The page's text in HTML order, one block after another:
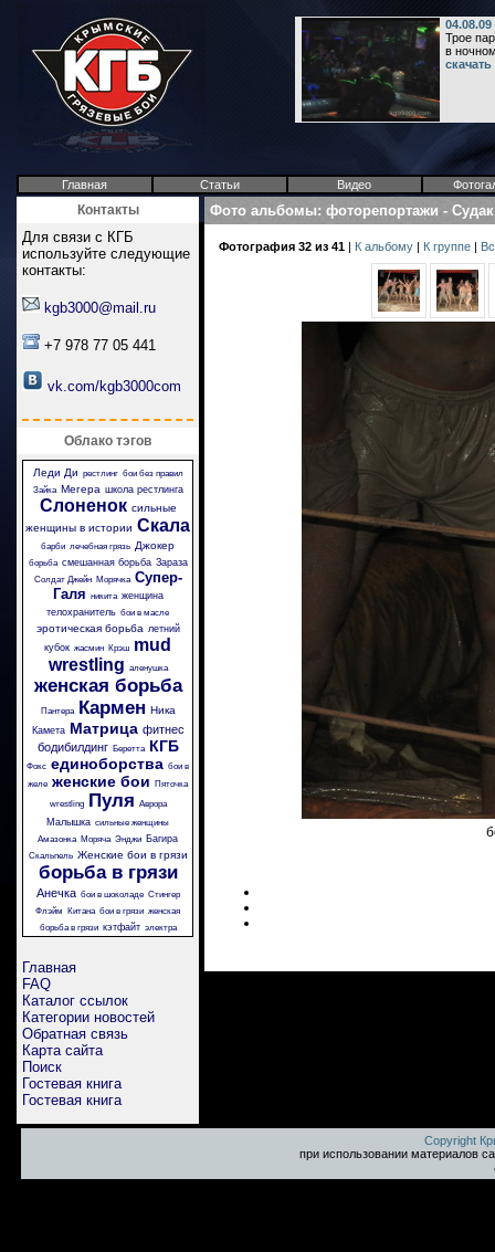
Трое
в
Главная Статьи Видео
Контакты
Для связи с КГБ
используйте следующие
контакты:
kgb3000@mail.ru
+7 978 77 05 441
vk.com/kgb3000com
Облако тэгов
Леди Ди рестлинг бои без правил
Зайка Мегера школа рестлинга
Слоненок сильные
женщины в истории Скала
барби лечебная грязь Джокер
борьба смешанная борьба Зараза
Солдат Джейн Морячка Супер-
Галя никита женщина
телохранитель бои в масле
эротическая борьба летний
кубок жасмин Крэш mud
wrestling аленушка
женская борьба
Пантера Кармен Ника
Камета Матрица фитнес
бодибилдинг
Беретта КГБ
Фокс единоборства бои в
желе женские бои
Пяточка
wrestling
Пуля Аврора
Малышка сильные женщины
Амазонка Моряча Энджи Багира
Скальпель Женские бои в грязи
борьба в грязи
Анечка бои в шоколаде Стингер
Флэйм
Китана бои в грязи женская
борьба в грязи кэтфайт электра
Главная
FAQ
Каталог ссылок
Категории новостей
Обратная связь
Карта сайта
Поиск
Гостевая книга
Гостевая книга
Фото альбомы: фоторепортажи -
Фотография 32 из 41 | К альбому | К группе |
Copyright
при использовании материалов